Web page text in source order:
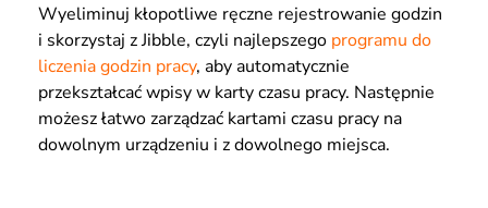
Wyeliminuj kłopotliwe ręczne rejestrowanie godzin
i skorzystaj z Jibble, czyli najlepszego programu do
liczenia godzin pracy, aby automatycznie
przekształcać wpisy w karty czasu pracy. Następnie
możesz łatwo zarządzać kartami czasu pracy na
dowolnym urządzeniu i z dowolnego miejsca.